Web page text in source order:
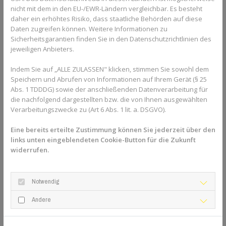
und Zahnfehlstellungen verursacht werden, frühzeitig erkannt
und behandelt werden. Das gilt vorwiegend für Kinder. Zum
einen lassen sich Fehlbisse im Kindes- und Jugendalter besser
korrigieren, da der Kiefer noch im Wachstum ist. Zum anderen
gibt es Möglichkeiten, der Entwicklung von Fehlbissen
vorzubeugen – zum Beispiel durch das Abstellen schlechter
Angewohnheiten wie
Daumenlutschen
, Logopädie oder eine
Frühbehandlung beim Kieferorthopäden . Deshalb empfiehlt es
sich, alle Kinder mit etwa sechs Jahren - also um die Einschulung
herum - beim Kieferorthopäden vorzustellen.
Aber auch beiErwachsenen, die durch eine Zahn- oder
Kieferfehlstellung Probleme mit dem Sprechen oder Kauen
haben, sollten nicht zögern, sich bei einem Kieferorthopäden
feststellen, ob ein Fehlbiss oder ein Kiefergelenksproblem
vorliegt. Durch eine frühzeitige Behandlung kann man auch im
Erwachsenenalter vermeiden, dass langfristige gesundheitliche
Probleme entstehen.
nicht mit dem in den EU-/EWR-Ländern vergleichbar. Es besteht
daher ein erhöhtes Risiko, dass staatliche Behörden auf diese
Daten zugreifen können. Weitere Informationen zu
Sicherheitsgarantien finden Sie in den Datenschutzrichtlinien des
jeweiligen Anbieters.
Indem Sie auf „ALLE ZULASSEN" klicken, stimmen Sie sowohl dem
Speichern und Abrufen von Informationen auf Ihrem Gerät (§ 25
Abs. 1 TDDDG) sowie der anschließenden Datenverarbeitung für
die nachfolgend dargestellten bzw. die von Ihnen ausgewählten
Verarbeitungszwecke zu (Art 6 Abs. 1 lit. a. DSGVO).
Eine bereits erteilte Zustimmung können Sie jederzeit über den
links unten eingeblendeten Cookie-Button für die Zukunft
widerrufen.
Notwendig
Andere